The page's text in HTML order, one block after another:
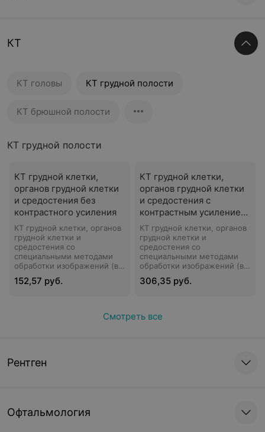
КТ
КТ головы КТ грудной полости
КТ брюшной полости
КТ грудной полости
КТ грудной клетки,
органов грудной клетки
и средостения без
контрастного усиления
КТ грудной клетки, органов
грудной клетки и
средостения со
специальными методами
обработки изображений (в
сегментов (10 сегментов)
компьютерных томографах
152,57 руб.
КТ грудной клетки,
органов грудной клетки
и средостения с
контрастным усилением
и ангиографией
КТ грудной клетки, органов
грудной клетки и
средостения со
специальными методами
обработки изображений (в
суставов, ангиография,
введением контрастного
вещества КТА (контрастное
306,35 руб.
Смотреть все
Рентген
Офтальмология